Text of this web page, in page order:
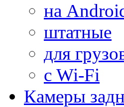
на
штатные
для
с Wi-Fi
Камеры